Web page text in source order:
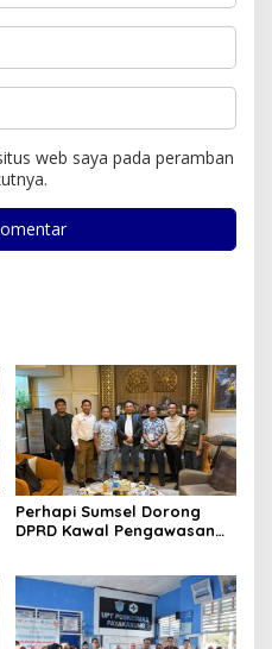
web saya pada peramban
Perhapi Sumsel Dorong
DPRD Kawal Pengawasan